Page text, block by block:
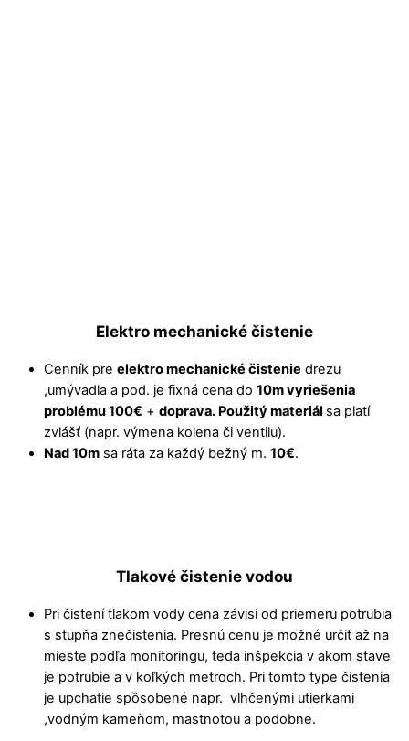
Elektro mechanické čistenie
Cenník pre elektro mechanické čistenie drezu
,umývadla a pod. je fixná cena do 10m vyriešenia
problému 100€ + doprava. Použitý materiál sa platí
zvlášť (napr. výmena kolena či ventilu).
Nad 10m sa ráta za každý bežný m. 10€.
Tlakové čistenie vodou
Pri čistení tlakom vody cena závisí od priemeru potrubia
s stupňa znečistenia. Presnú cenu je možné určiť až na
mieste podľa monitoringu, teda inšpekcia v akom stave
je potrubie a v koľkých metroch. Pri tomto type čistenia
je upchatie spôsobené napr. vlhčenými utierkami
,vodným kameňom, mastnotou a podobne.